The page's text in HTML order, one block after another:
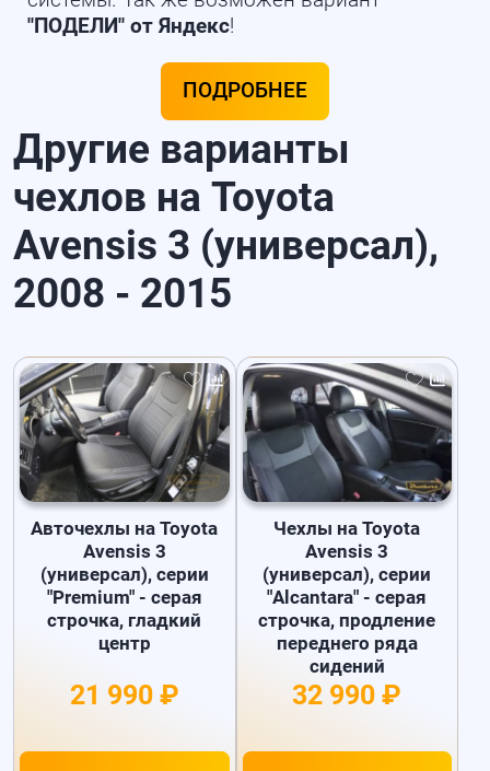
"ПОДЕЛИ" от Яндекс!
ПОДРОБНЕЕ
Другие варианты
чехлов на Toyota
Avensis 3 (универсал),
2008 - 2015
Авточехлы на Toyota
Avensis 3
(универсал), серии
"Premium" - серая
строчка, гладкий
центр
21 990 ₽
Чехлы на Toyota
Avensis 3
(универсал), серии
"Alcantara" - серая
строчка, продление
переднего ряда
сидений
32 990 ₽